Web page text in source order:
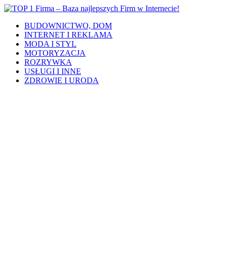
BUDOWNICTWO, DOM
INTERNET I REKLAMA
MODA I STYL
MOTORYZACJA
ROZRYWKA
USŁUGI I INNE
ZDROWIE I URODA